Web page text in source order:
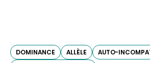
DOMINANCE ALLÈLE
AUTO-